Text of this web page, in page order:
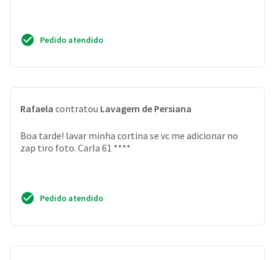
Pedido atendido
Rafaela contratou Lavagem de Persiana
Boa tarde! lavar minha cortina se vc me adicionar no
zap tiro foto. Carla 61 ****
Pedido atendido